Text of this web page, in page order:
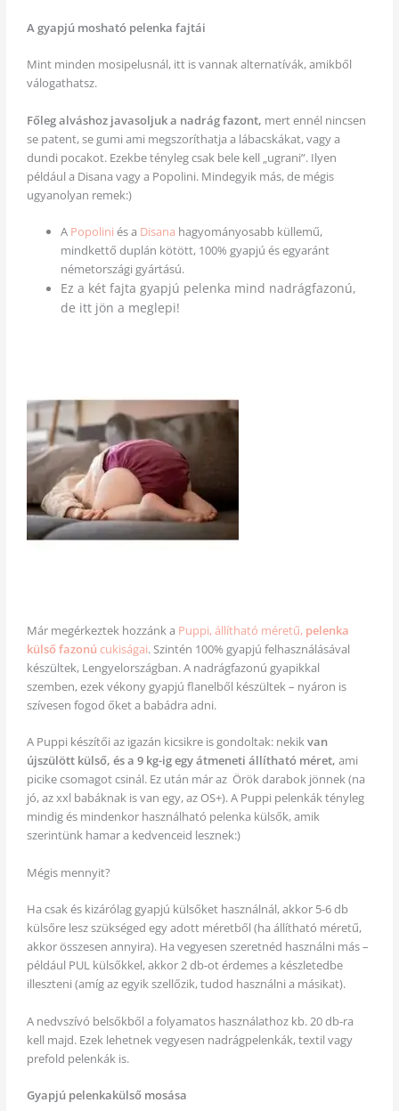
A gyapjú mosható pelenka fajtái
Mint minden mosipelusnál, itt is vannak alternatívák, amikből
válogathatsz.
Főleg alváshoz javasoljuk a nadrág fazont, mert ennél nincsen
se patent, se gumi ami megszoríthatja a lábacskákat, vagy a
dundi pocakot. Ezekbe tényleg csak bele kell „ugrani”. Ilyen
például a Disana vagy a Popolini. Mindegyik más, de mégis
ugyanolyan remek:)
A Popolini és a Disana hagyományosabb küllemű,
mindkettő duplán kötött, 100% gyapjú és egyaránt
németországi gyártású.
Ez a két fajta gyapjú pelenka mind nadrágfazonú,
de itt jön a meglepi!
Már megérkeztek hozzánk a Puppi, állítható méretű, pelenka
külső fazonú cukiságai. Szintén 100% gyapjú felhasználásával
készültek, Lengyelországban. A nadrágfazonú gyapikkal
szemben, ezek vékony gyapjú flanelből készültek – nyáron is
szívesen fogod őket a babádra adni.
A Puppi készítői az igazán kicsikre is gondoltak: nekikvan
újszülött külső, és a 9 kg-ig egy átmeneti állítható méret, ami
picike csomagot csinál. Ez után már az Örök darabok jönnek (na
jó, az xxl babáknak is van egy, az OS+). A Puppi pelenkák tényleg
mindig és mindenkor használható pelenka külsők, amik
szerintünk hamar a kedvenceid lesznek:)
Mégis mennyit?
Ha csak és kizárólag gyapjú külsőket használnál, akkor 5-6 db
külsőre lesz szükséged egy adott méretből (ha állítható méretű,
akkor összesen annyira). Ha vegyesen szeretnéd használni más –
például PUL külsőkkel, akkor 2 db-ot érdemes a készletedbe
illeszteni (amíg az egyik szellőzik, tudod használni a másikat).
A nedvszívó belsőkből a folyamatos használathoz kb. 20 db-ra
kell majd. Ezek lehetnek vegyesen nadrágpelenkák, textil vagy
prefold pelenkák is.
Gyapjú pelenkakülső mosása